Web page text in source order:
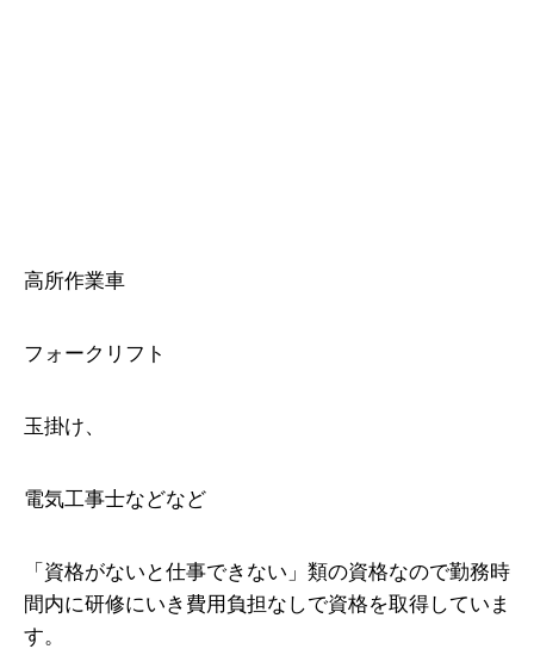
高所作業車
フォークリフト
玉掛け、
電気工事士などなど
「資格がないと仕事できない」類の資格なので勤務時
間内に研修にいき費用負担なしで資格を取得していま
す。